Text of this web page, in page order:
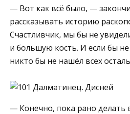
— Вот как всё было, —
рассказывать историю
Счастливчик, мы бы не
и большую кость. И если бы
никто бы не нашёл всех
— Конечно, пока рано